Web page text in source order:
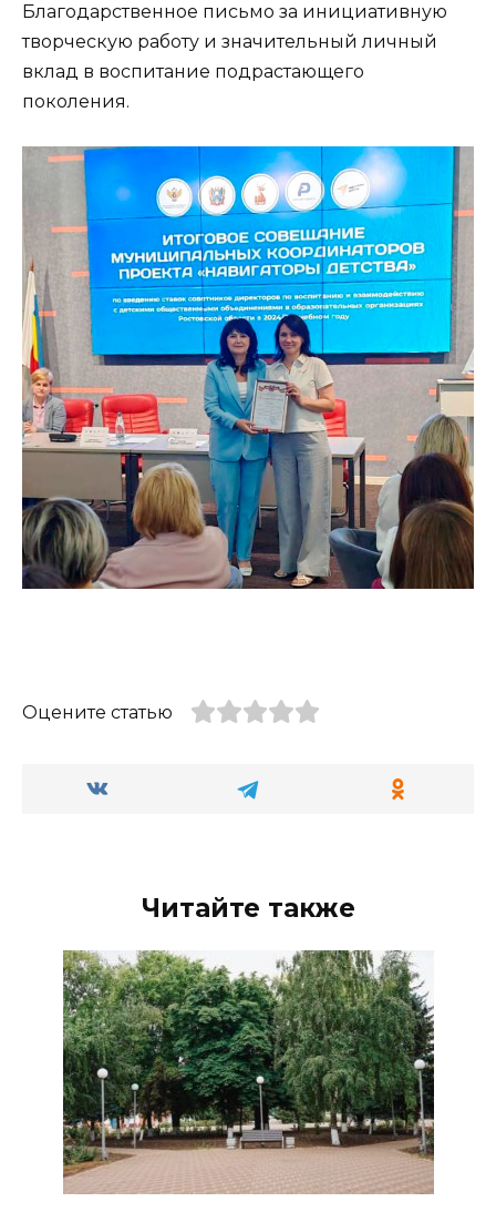
Благодарственное письмо за инициативную
творческую работу и значительный личный
вклад в воспитание подрастающего
поколения.
Оцените статью
Читайте также